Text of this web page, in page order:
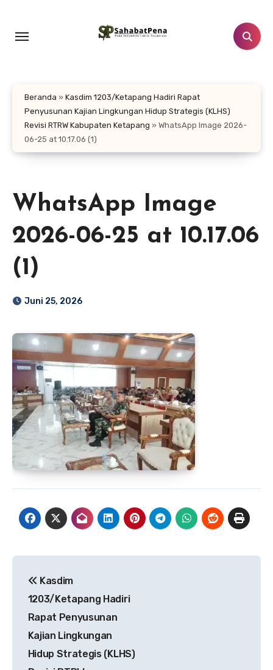
konten
Beranda » Kasdim 1203/Ketapang Hadiri Rapat
Penyusunan Kajian Lingkungan Hidup Strategis (KLHS)
Revisi RTRW Kabupaten Ketapang » WhatsApp Image 2026-
06-25 at 10.17.06 (1)
WhatsApp Image
2026-06-25 at 10.17.06
(1)
Juni 25, 2026
pos
Kasdim
1203/Ketapang Hadiri
Rapat Penyusunan
Kajian Lingkungan
Hidup Strategis (KLHS)